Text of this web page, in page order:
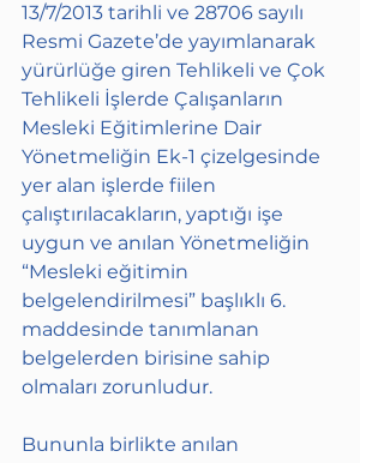
13/7/2013 tarihli ve 28706 sayılı
Resmi Gazete’de yayımlanarak
yürürlüğe giren Tehlikeli ve Çok
Tehlikeli İşlerde Çalışanların
Mesleki Eğitimlerine Dair
Yönetmeliğin Ek-1 çizelgesinde
yer alan işlerde fiilen
çalıştırılacakların, yaptığı işe
uygun ve anılan Yönetmeliğin
“Mesleki eğitimin
belgelendirilmesi” başlıklı 6.
maddesinde tanımlanan
belgelerden birisine sahip
olmaları zorunludur.
Bununla birlikte anılan